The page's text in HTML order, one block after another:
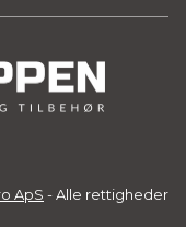
ApS - Alle rettigheder